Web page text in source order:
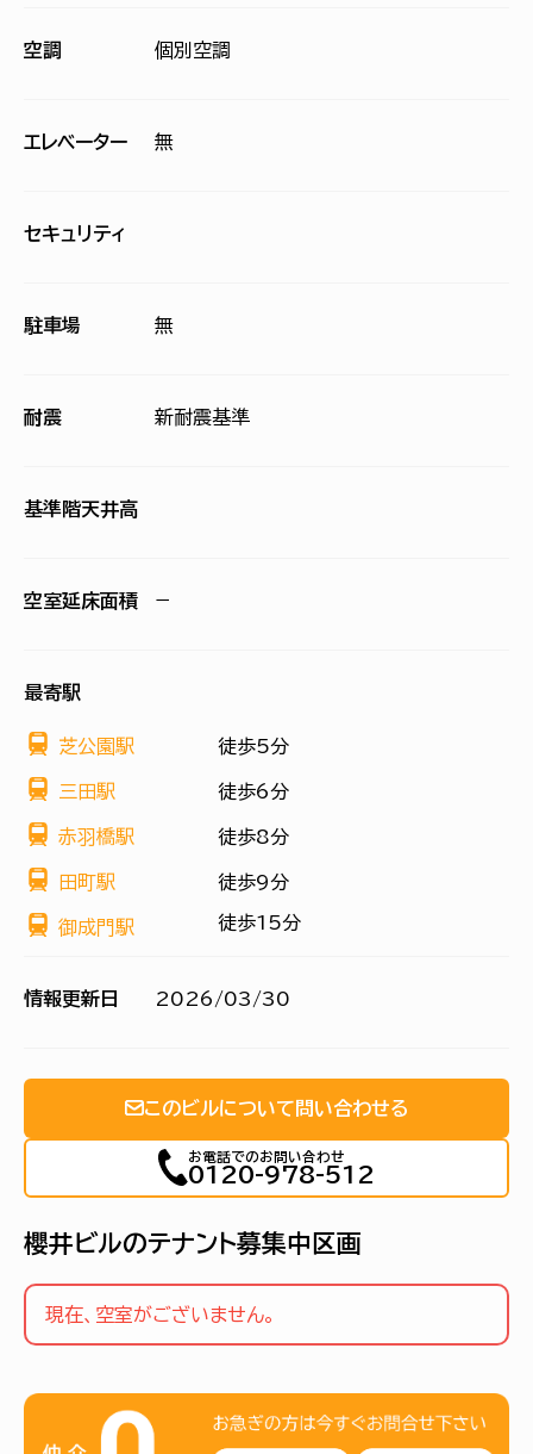
空調 個別空調
エレベーター 無
セキュリティ
駐車場 無
耐震 新耐震基準
基準階天井高
空室延床面積 −
最寄駅
芝公園駅 徒歩5分
三田駅 徒歩6分
赤羽橋駅 徒歩8分
田町駅 徒歩9分
御成門駅 徒歩15分
情報更新日 2026/03/30
このビルについて問い合わせる
お電話でのお問い合わせ
0120-978-512
櫻井ビルのテナント募集中区画
現在、空室がございません。